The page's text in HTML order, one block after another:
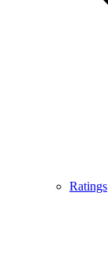
Ratings